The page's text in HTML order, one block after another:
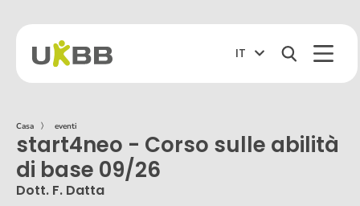
IT
Casa 〉 eventi
start4neo - Corso sulle abilità
di base 09/26
Dott. F. Datta